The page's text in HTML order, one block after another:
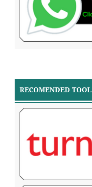
RECOMENDED TOOL